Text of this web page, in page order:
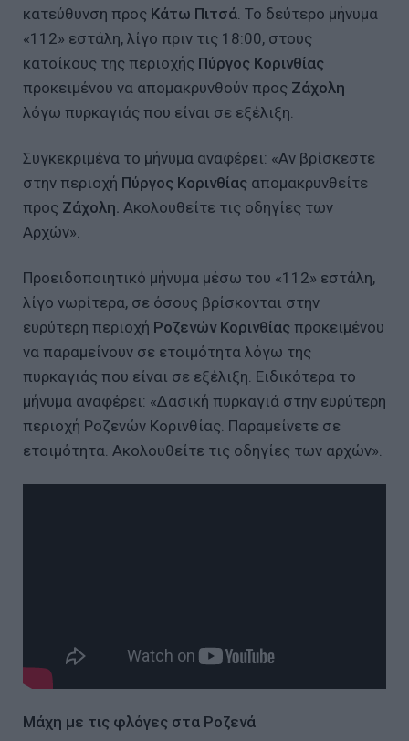
κατεύθυνση προς Κάτω Πιτσά. Το δεύτερο μήνυμα
«112» εστάλη, λίγο πριν τις 18:00, στους
κατοίκους της περιοχής Πύργος Κορινθίας
προκειμένου να απομακρυνθούν προς Ζάχολη
λόγω πυρκαγιάς που είναι σε εξέλιξη.
Συγκεκριμένα το μήνυμα αναφέρει: «Αν βρίσκεστε
στην περιοχή Πύργος Κορινθίας απομακρυνθείτε
προς Ζάχολη. Ακολουθείτε τις οδηγίες των
Αρχών».
Προειδοποιητικό μήνυμα μέσω του «112» εστάλη,
λίγο νωρίτερα, σε όσους βρίσκονται στην
ευρύτερη περιοχή Ροζενών Κορινθίας προκειμένου
να παραμείνουν σε ετοιμότητα λόγω της
πυρκαγιάς που είναι σε εξέλιξη. Ειδικότερα το
μήνυμα αναφέρει: «Δασική πυρκαγιά στην ευρύτερη
περιοχή Ροζενών Κορινθίας. Παραμείνετε σε
ετοιμότητα. Ακολουθείτε τις οδηγίες των αρχών».
Μάχη με τις φλόγες στα Ροζενά